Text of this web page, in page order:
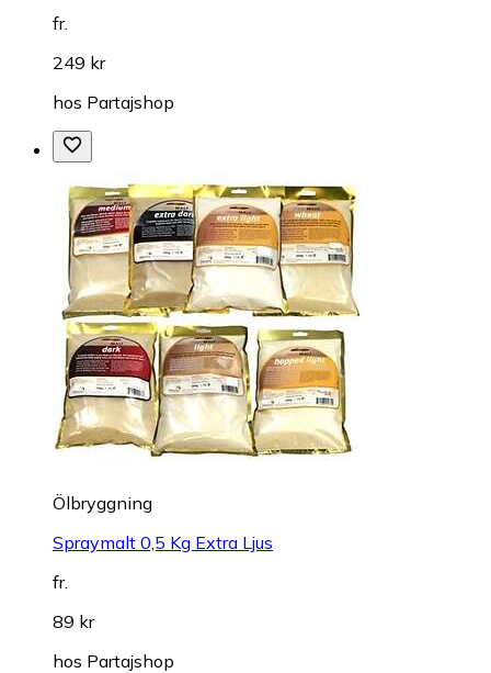
fr.
249 kr
hos Partajshop
Ölbryggning
Spraymalt 0,5 Kg Extra Ljus
fr.
89 kr
hos Partajshop